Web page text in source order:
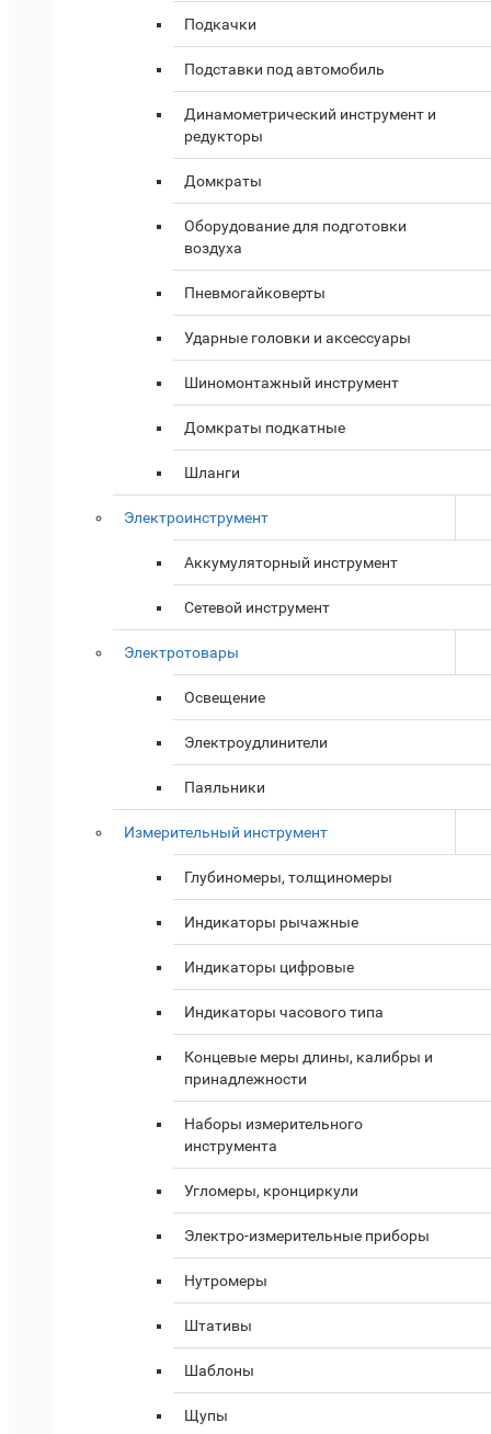
Подкачки
Подставки под автомобиль
Динамометрический инструмент и
редукторы
Домкраты
Оборудование для подготовки
воздуха
Пневмогайковерты
Ударные головки и аксессуары
Шиномонтажный инструмент
Домкраты подкатные
Шланги
Электроинструмент
Аккумуляторный инструмент
Сетевой инструмент
Электротовары
Освещение
Электроудлинители
Паяльники
Измерительный инструмент
Глубиномеры, толщиномеры
Индикаторы рычажные
Индикаторы цифровые
Индикаторы часового типа
Концевые меры длины, калибры и
принадлежности
Наборы измерительного
инструмента
Угломеры, кронциркули
Электро-измерительные приборы
Нутромеры
Штативы
Шаблоны
Щупы